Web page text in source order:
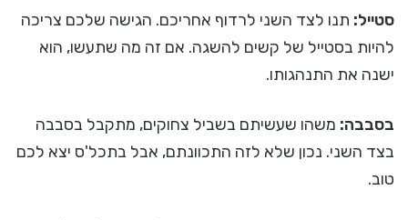
סטייל: תנו לצד השני לרדוף אחריכם. הגישה שלכם צריכה
להיות בסטייל של קשים להשגה. אם זה מה שתעשו, הוא
ישנה את התנהגותו.
בסבבה: משהו שעשיתם בשביל צחוקים, מתקבל בסבבה
בצד השני. נכון שלא לזה התכוונתם, אבל בתכל'ס יצא לכם
טוב.